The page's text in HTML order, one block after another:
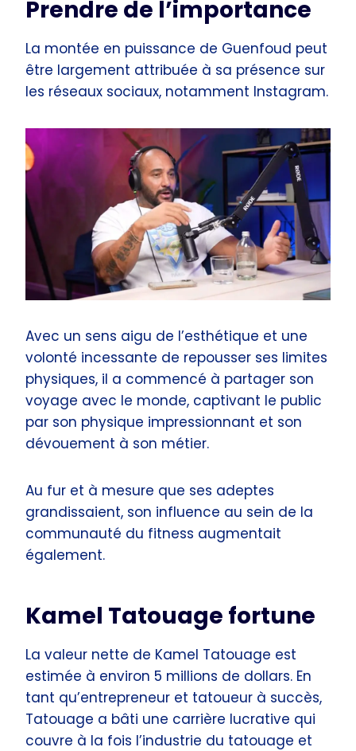
Prendre de l’importance
La montée en puissance de Guenfoud peut
être largement attribuée à sa présence sur
les réseaux sociaux, notamment Instagram.
Avec un sens aigu de l’esthétique et une
volonté incessante de repousser ses limites
physiques, il a commencé à partager son
voyage avec le monde, captivant le public
par son physique impressionnant et son
dévouement à son métier.
Au fur et à mesure que ses adeptes
grandissaient, son influence au sein de la
communauté du fitness augmentait
également.
Kamel Tatouage fortune
La valeur nette de Kamel Tatouage est
estimée à environ 5 millions de dollars. En
tant qu’entrepreneur et tatoueur à succès,
Tatouage a bâti une carrière lucrative qui
couvre à la fois l’industrie du tatouage et